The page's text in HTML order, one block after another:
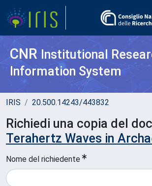
CNR Institutional
Information System
IRIS 20.500.14243/443832
Richiedi una copia del
Terahertz Waves in
Nome del richiedente